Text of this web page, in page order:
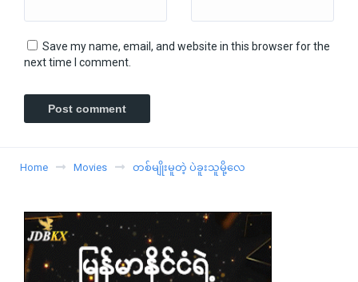
Save my name, email, and website in this browser for the
next time I comment.
Home Movies တစ်မျိုးမူတဲ့ ပဲခူးသူမို့လေ